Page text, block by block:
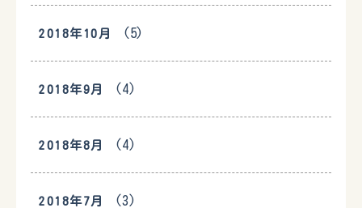
2018年10月 (5)
2018年9月 (4)
2018年8月 (4)
2018年7月 (3)